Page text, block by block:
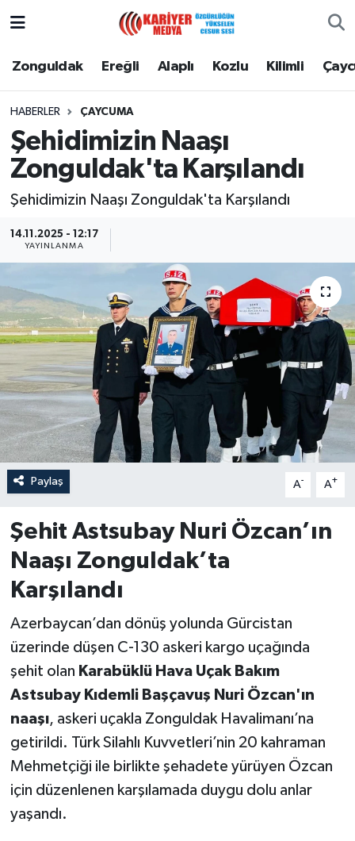
Zonguldak Ereğli Alaplı Kozlu Kilimli
HABERLER ÇAYCUMA
Şehidimizin Naaşı
Zonguldak'ta Karşılandı
Şehidimizin Naaşı Zonguldak'ta Karşılandı
14.11.2025 - 12:17
YAYINLANMA
Paylaş A- A+
Şehit Astsubay Nuri Özcan’ın
Naaşı Zonguldak’ta
Karşılandı
Azerbaycan’dan dönüş yolunda Gürcistan
üzerinde düşen C-130 askeri kargo uçağında
şehit olan Karabüklü Hava Uçak Bakım
Astsubay Kıdemli Başçavuş Nuri Özcan'ın
naaşı, askeri uçakla Zonguldak Havalimanı’na
getirildi. Türk Silahlı Kuvvetleri’nin 20 kahraman
Mehmetçiği ile birlikte şehadete yürüyen Özcan
için düzenlenen karşılamada duygu dolu anlar
yaşandı.
Zonguldak
Alaplı
Kozlu
Çaycuma
Gökçebey
Devrek
Özel
Mesaj
Dergim
Zonguldak Nöbetçi Eczaneler
Zonguldak Namaz Vakitleri
Zonguldak Trafik Yoğunluk Haritası
Tüm Manşetler
Son Dakika Haberleri
Haber Arşivi